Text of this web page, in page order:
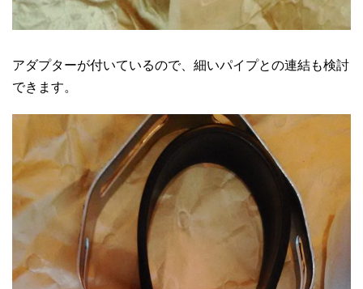
アダプターが付いているので、細いパイプとの連結も検討
できます。